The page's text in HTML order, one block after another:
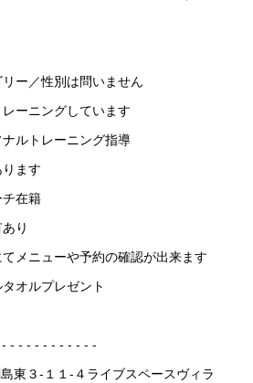
ー／性別は問いません
ーニングしています
ルトレーニング指導
ます
チ在籍
り
メニューや予約の確認が出来ます
オルプレゼント
‐ ‐ ‐ ‐ ‐ ‐ ‐ ‐ ‐ ‐ ‐
東３-１１-４ライブスペースヴィラ